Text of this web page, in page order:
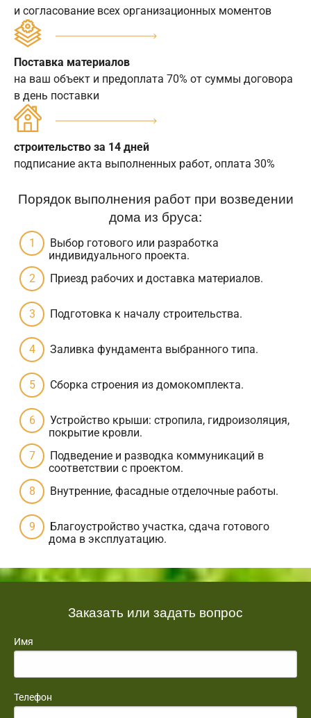
и согласование всех организационных моментов
Поставка материалов
на ваш объект и предоплата 70% от суммы договора
в день поставки
строительство за 14 дней
подписание акта выполненных работ, оплата 30%
Порядок выполнения работ при возведении
дома из бруса:
Выбор готового или разработка
индивидуального проекта.
Приезд рабочих и доставка материалов.
Подготовка к началу строительства.
Заливка фундамента выбранного типа.
Сборка строения из домокомплекта.
Устройство крыши: стропила, гидроизоляция,
покрытие кровли.
Подведение и разводка коммуникаций в
соответствии с проектом.
Внутренние, фасадные отделочные работы.
Благоустройство участка, сдача готового
дома в эксплуатацию.
Заказать или задать вопрос
Имя
Телефон